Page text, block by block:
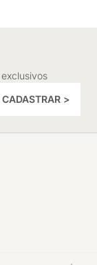
CADASTRAR >